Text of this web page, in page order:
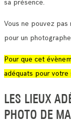
sa présence.
Vous ne pouvez
pour un
Pour que cet
adéquats pour votre
LES LIEUX
PHOTO DE